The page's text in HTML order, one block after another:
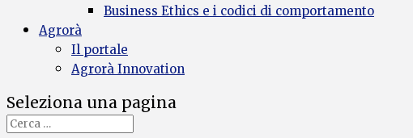
Business Ethics e i codici di comportamento
Agrorà
Il portale
Agrorà Innovation
Seleziona una pagina